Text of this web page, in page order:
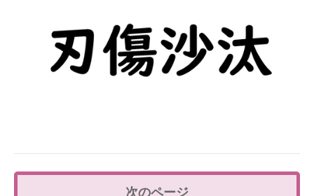
モノづくり技術者専門サイト
エレクトロニクス専門サイト
ちょっと気になるネットの話題